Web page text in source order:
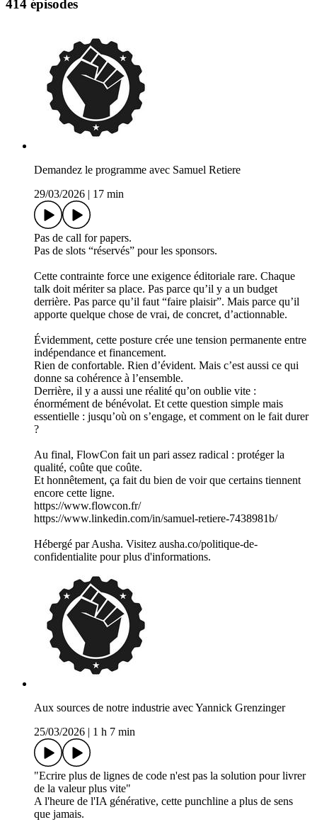
414 épisodes
Demandez le programme avec Samuel Retiere
29/03/2026 | 17 min
Pas de call for papers.
Pas de slots “réservés” pour les sponsors.
Cette contrainte force une exigence éditoriale rare. Chaque
talk doit mériter sa place. Pas parce qu’il y a un budget
derrière. Pas parce qu’il faut “faire plaisir”. Mais parce qu’il
apporte quelque chose de vrai, de concret, d’actionnable.
Évidemment, cette posture crée une tension permanente entre
indépendance et financement.
Rien de confortable. Rien d’évident. Mais c’est aussi ce qui
donne sa cohérence à l’ensemble.
Derrière, il y a aussi une réalité qu’on oublie vite :
énormément de bénévolat. Et cette question simple mais
essentielle : jusqu’où on s’engage, et comment on le fait durer
?
Au final, FlowCon fait un pari assez radical : protéger la
qualité, coûte que coûte.
Et honnêtement, ça fait du bien de voir que certains tiennent
encore cette ligne.
https://www.flowcon.fr/
https://www.linkedin.com/in/samuel-retiere-7438981b/
Hébergé par Ausha. Visitez ausha.co/politique-de-
confidentialite pour plus d'informations.
Aux sources de notre industrie avec Yannick Grenzinger
25/03/2026 | 1 h 7 min
"Ecrire plus de lignes de code n'est pas la solution pour livrer
de la valeur plus vite"
A l'heure de l'IA générative, cette punchline a plus de sens
que jamais.